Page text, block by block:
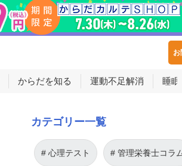
お
からだを知る 運動不足解消 睡眠
カテゴリー一覧
心理テスト 管理栄養士コラ